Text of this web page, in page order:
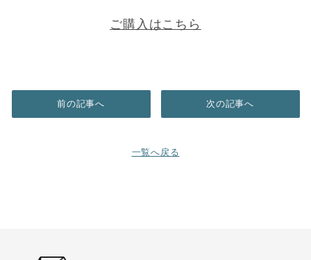
ご購入はこちら
前の記事へ
一覧へ戻る
次の記事へ